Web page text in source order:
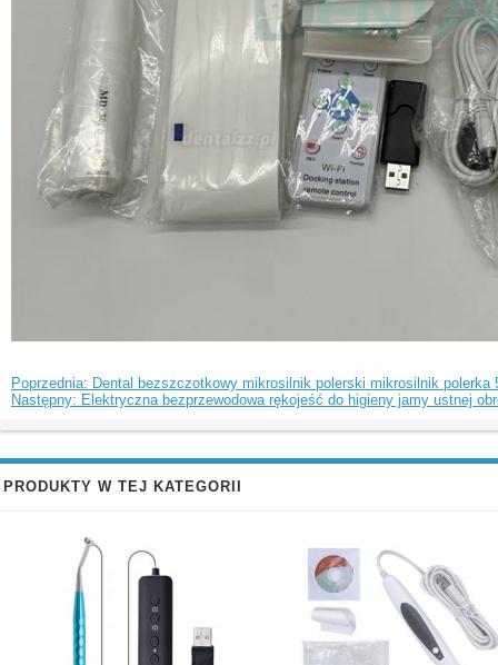
Poprzednia: Dental bezszczotkowy mikrosilnik polerski mikrosilnik polerka
Następny: Elektryczna bezprzewodowa rękojeść do higieny jamy ustnej
PRODUKTY W TEJ KATEGORII